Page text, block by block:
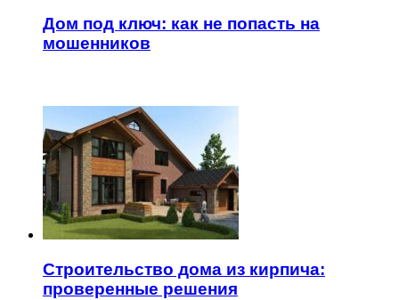
Дом под ключ: как не попасть на
мошенников
Строительство дома из кирпича:
проверенные решения